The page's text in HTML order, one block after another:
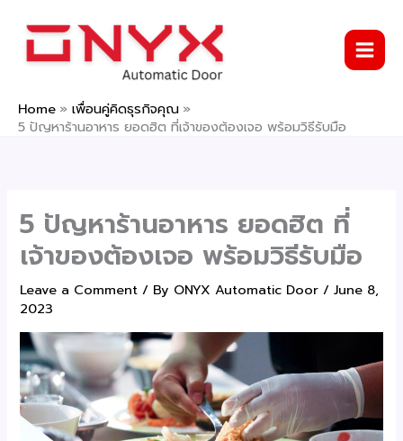
content
Home
เพื่อนคู่คิดธุรกิจคุณ
5 ปัญหาร้านอาหาร ยอดฮิต ที่เจ้าของต้องเจอ พร้อมวิธีรับมือ
5 ปัญหาร้านอาหาร ยอดฮิต ที่
เจ้าของต้องเจอ พร้อมวิธีรับมือ
Leave a Comment / By ONYX Automatic Door/June 8,
2023